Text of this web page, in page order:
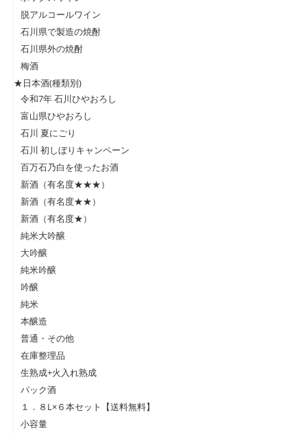
脱アルコールワイン
石川県で製造の焼酎
石川県外の焼酎
梅酒
★日本酒(種類別)
令和7年 石川ひやおろし
富山県ひやおろし
石川 夏にごり
石川 初しぼりキャンペーン
百万石乃白を使ったお酒
新酒（有名度★★★）
新酒（有名度★★）
新酒（有名度★）
純米大吟醸
大吟醸
純米吟醸
吟醸
純米
本醸造
普通・その他
在庫整理品
生熟成+火入れ熟成
パック酒
１．８L×６本セット【送料無料】
小容量